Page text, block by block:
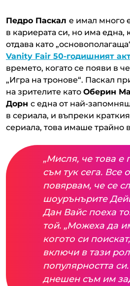
Педро Паскал е имал много
в кариерата си, но има една,
отдава като
Vanity Fair 50-годишният
времето, когато се появи в
„Игра на тронове“. Паскал
на зрителите като Оберин
Дорн с една от най-
в сериала, и въпреки
сериала, това имаше трайно
„Мисля, че това е
съм тук сега. Все
повярвам, че се
шоурънърите
Дан Вайс поеха
той. „Можеха да
когото си
включи в тази
популярността
днешен съм им